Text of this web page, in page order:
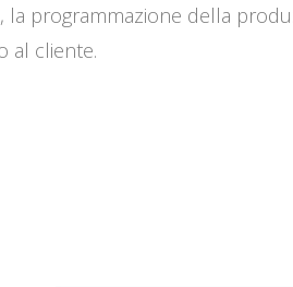
programmazione della
al cliente.